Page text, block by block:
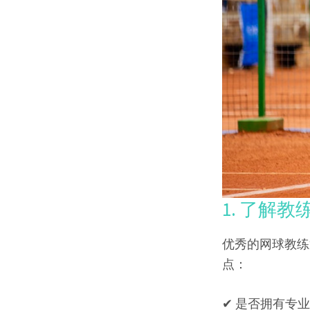
1. 了解教
优秀的网球教
点：
✔ 是否拥有专